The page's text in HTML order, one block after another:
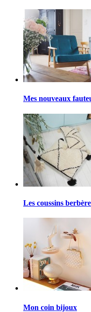
Mes nouveaux
Les coussins
Mon coin bijoux